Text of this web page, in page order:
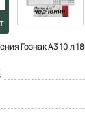
Гознак А3 10 л